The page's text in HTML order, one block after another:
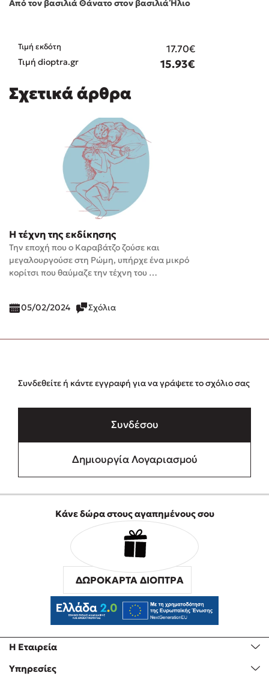
Από τον βασιλιά Θάνατο στον βασιλιά Ήλιο
Τιμή εκδότη 17.70€
Τιμή dioptra.gr 15.93€
Σχετικά άρθρα
Η τέχνη της εκδίκησης
Την εποχή που ο Καραβάτζο ζούσε και
μεγαλουργούσε στη Ρώμη, υπήρχε ένα μικρό
κορίτσι που θαύμαζε την τέχνη του …
05/02/2024 Σχόλια
Συνδεθείτε ή κάντε εγγραφή για να γράψετε το σχόλιο σας
Συνδέσου
Δημιουργία Λογαριασμού
Η Εταιρεία
Υπηρεσίες
Κάνε δώρα στους αγαπημένους σου
ΔΩΡΟΚΑΡΤΑ ΔΙΟΠΤΡΑ